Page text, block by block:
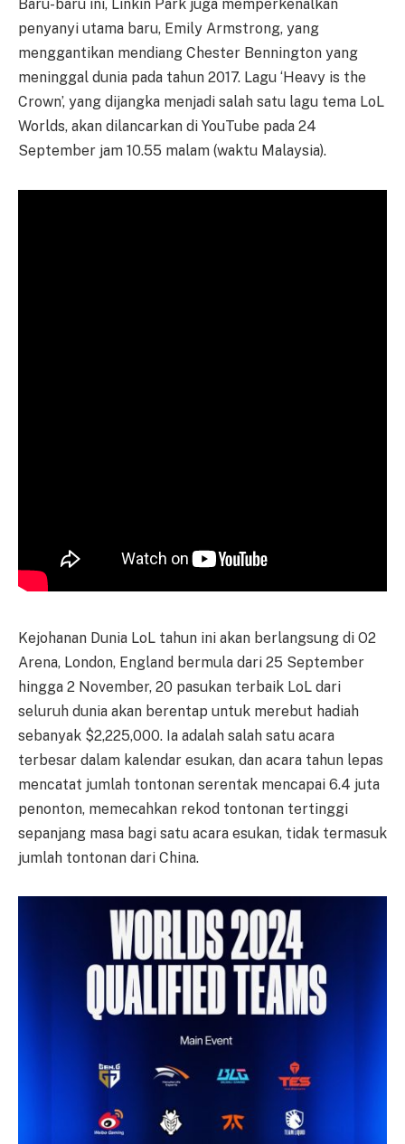
Baru-baru ini, Linkin Park juga memperkenalkan
penyanyi utama baru, Emily Armstrong, yang
menggantikan mendiang Chester Bennington yang
meninggal dunia pada tahun 2017. Lagu ‘Heavy is the
Crown’, yang dijangka menjadi salah satu lagu tema LoL
Worlds, akan dilancarkan di YouTube pada 24
September jam 10.55 malam (waktu Malaysia).
Kejohanan Dunia LoL tahun ini akan berlangsung di O2
Arena, London, England bermula dari 25 September
hingga 2 November, 20 pasukan terbaik LoL dari
seluruh dunia akan berentap untuk merebut hadiah
sebanyak $2,225,000. Ia adalah salah satu acara
terbesar dalam kalendar esukan, dan acara tahun lepas
mencatat jumlah tontonan serentak mencapai 6.4 juta
penonton, memecahkan rekod tontonan tertinggi
sepanjang masa bagi satu acara esukan, tidak termasuk
jumlah tontonan dari China.